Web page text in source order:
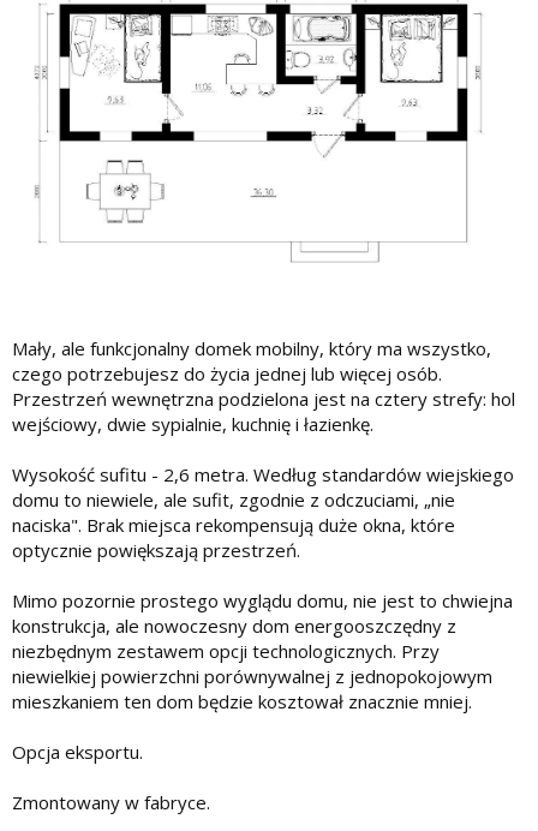
Mały, ale funkcjonalny domek mobilny, który ma wszystko,
czego potrzebujesz do życia jednej lub więcej osób.
Przestrzeń wewnętrzna podzielona jest na cztery strefy: hol
wejściowy, dwie sypialnie, kuchnię i łazienkę.
Wysokość sufitu - 2,6 metra. Według standardów wiejskiego
domu to niewiele, ale sufit, zgodnie z odczuciami, „nie
naciska". Brak miejsca rekompensują duże okna, które
optycznie powiększają przestrzeń.
Mimo pozornie prostego wyglądu domu, nie jest to chwiejna
konstrukcja, ale nowoczesny dom energooszczędny z
niezbędnym zestawem opcji technologicznych. Przy
niewielkiej powierzchni porównywalnej z jednopokojowym
mieszkaniem ten dom będzie kosztował znacznie mniej.
Opcja eksportu.
Zmontowany w fabryce.